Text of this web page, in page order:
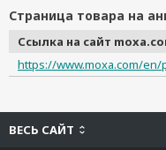
Страница товара на
Ссылка на сайт
https://www.moxa.com/en/
ВЕСЬ САЙТ